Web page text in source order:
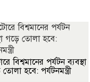
বিশ্বমানের পর্যটন ব্যবস্থা
হবে: পর্যটনমন্ত্রী